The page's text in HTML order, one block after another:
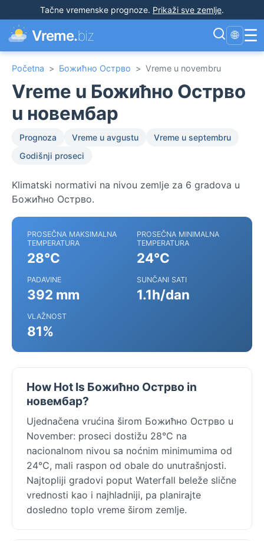
Tačne vremenske prognoze. Prikaži sve zemlje.
Vreme.biz 🌐 ☰
Početna > Божићно Острво > Vreme u novembru
Vreme u Божићно Острво
u новембар
Prognoza Vreme u avgustu
Vreme u septembru
Godišnji proseci
Klimatski normativi na nivou zemlje za 6 gradova u
Божићно Острво.
PROSEČNA MAKSIMALNA
TEMPERATURA
28°C
PROSEČNA MINIMALNA
TEMPERATURA
24°C
PADAVINE
392 mm
SUNČANI SATI
1.1h/dan
VLAŽNOST
81%
How Hot Is Божићно Острво in
новембар?
Ujednačena vrućina širom Божићно Острво u
November: proseci dostižu 28°C na
nacionalnom nivou sa noćnim minimumima od
24°C, mali raspon od obale do unutrašnjosti.
Najtopliji gradovi poput Waterfall beleže slične
vrednosti kao i najhladniji, pa planirajte
dosledno toplo vreme širom zemlje.